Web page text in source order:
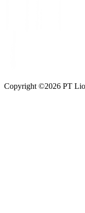
Copyright ©2026 PT